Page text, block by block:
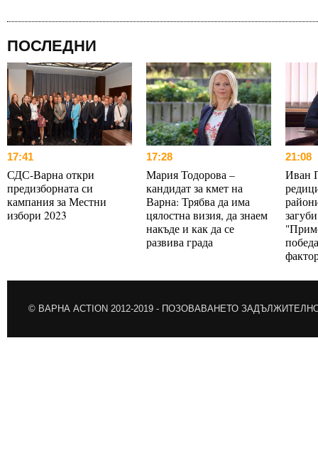
ПОСЛЕДНИ
17:41
СДС-Варна откри
предизборната си
кампания за Местни
избори 2023
17:28
Мария Тодорова –
кандидат за кмет на
Варна: Трябва да има
цялостна визия, да знаем
накъде и как да се
развива града
21:08
Иван
© ВАРНА ACTION 2012-2019 - ПОЗОВАВАНЕТО